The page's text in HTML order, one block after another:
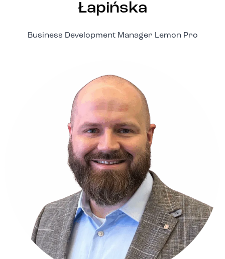
Łapińska
Business Development Manager Lemon Pro